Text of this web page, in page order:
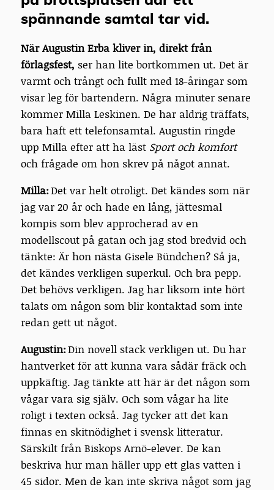
spännande samtal tar vid.
När Augustin Erba kliver in, direkt från
förlagsfest, ser han lite bortkommen ut. Det är
varmt och trångt och fullt med 18-åringar som
visar leg för bartendern. Några minuter senare
kommer Milla Leskinen. De har aldrig träffats,
bara haft ett telefonsamtal. Augustin ringde
upp Milla efter att ha läst Sport och komfort
och frågade om hon skrev på något annat.
Milla:Det var helt otroligt. Det kändes som när
jag var 20 år och hade en lång, jättesmal
kompis som blev approcherad av en
modellscout på gatan och jag stod bredvid och
tänkte: Är hon nästa Gisele Bündchen? Så ja,
det kändes verkligen superkul. Och bra pepp.
Det behövs verkligen. Jag har liksom inte hört
talats om någon som blir kontaktad som inte
redan gett ut något.
Augustin:Din novell stack verkligen ut. Du har
hantverket för att kunna vara sådär fräck och
uppkäftig. Jag tänkte att här är det någon som
vågar vara sig själv. Och som vågar ha lite
roligt i texten också. Jag tycker att det kan
finnas en skitnödighet i svensk litteratur.
Särskilt från Biskops Arnö-elever. De kan
beskriva hur man häller upp ett glas vatten i
45 sidor. Men de kan inte skriva något som jag